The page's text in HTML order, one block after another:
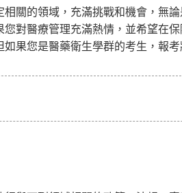
關的領域，充滿挑戰和機會，無論
對醫療管理充滿熱情，並希望在
果您是醫藥衛生學群的考生，報考